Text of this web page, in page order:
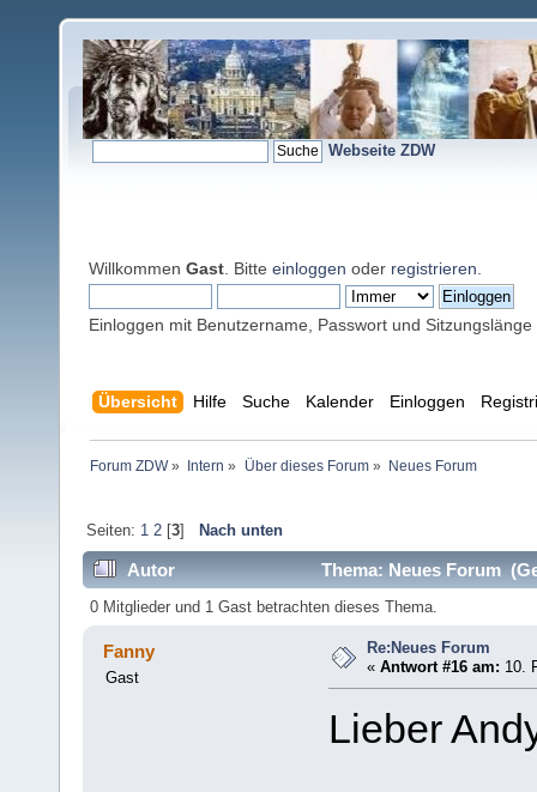
Webseite ZDW
Willkommen Gast . Bitte einloggen oder registrieren
Einloggen mit Benutzername, Passwort und Sitzungslänge
Übersicht Hilfe Suche Kalender Einloggen
Forum ZDW» Intern » Über dieses Forum» Neues Forum
Seiten: 1 2[3] Nach unten
Autor Thema: Neues Forum
0 Mitglieder und 1 Gast betrachten dieses Thema.
Fanny
Gast
Re:Neues Forum
«Antwort #16 am: 10.
Lieber